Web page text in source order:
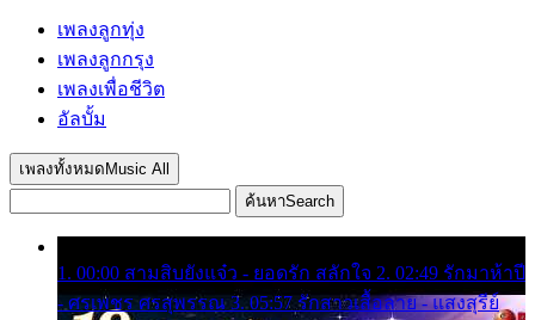
เพลงลูกทุ่ง
เพลงลูกกรุง
เพลงเพื่อชีวิต
อัลบั้ม
เพลงทั้งหมด Music All
ค้นหาSearch
1. 00:00 สามสิบยังแจ๋ว - ยอดรัก สลักใจ 2. 02:49 รักมาห้าปี
- ศรเพชร ศรสุพรรณ 3. 05:57 รักสาวเสื้อลาย - แสงสุรีย์